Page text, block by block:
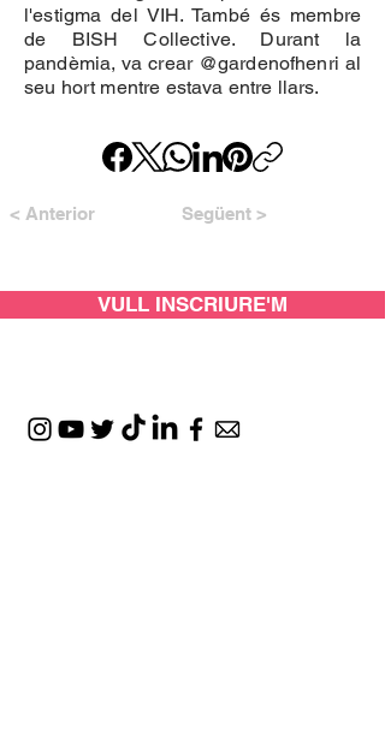
l'estigma del VIH. També és membre
de BISH Collective. Durant la
pandèmia, va crear @gardenofhenri al
seu hort mentre estava entre llars.
< Anterior Següent >
VULL INSCRIURE'M